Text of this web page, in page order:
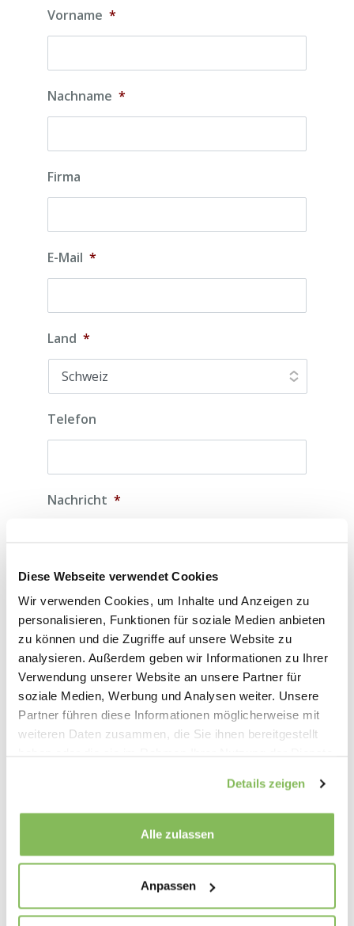
Diese Webseite verwendet Cookies
Wir verwenden Cookies, um Inhalte und Anzeigen zu
personalisieren, Funktionen für soziale Medien anbieten
zu können und die Zugriffe auf unsere Website zu
analysieren. Außerdem geben wir Informationen zu Ihrer
Verwendung unserer Website an unsere Partner für
soziale Medien, Werbung und Analysen weiter. Unsere
Partner führen diese Informationen möglicherweise mit
weiteren Daten zusammen, die Sie ihnen bereitgestellt
Details zeigen
Alle zulassen
Anpassen
Vorname *
Nachname *
Firma
E-Mail *
Land *
Telefon
Nachricht *
Mit dem Absenden des Kontaktformulars
erklären Sie sich damit einverstanden, dass
Ihre Daten zur Bearbeitung Ihres
Anliegens verwendet werden (Weitere
Informationen und Widerrufshinweise
Ja, ich möchte den Newsletter
erhalten